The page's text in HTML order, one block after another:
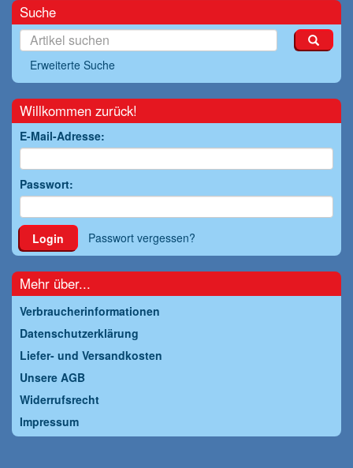
Suche
Erweiterte Suche
Willkommen zurück!
E-Mail-Adresse:
Passwort:
Login Passwort vergessen?
Mehr über...
Verbraucherinformationen
Datenschutzerklärung
Liefer- und Versandkosten
Unsere AGB
Widerrufsrecht
Impressum